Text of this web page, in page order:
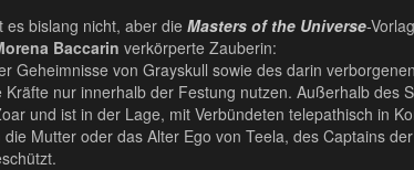
es bislang nicht, aber die Masters of the Universe-
Baccarin verkörperte Zauberin:
Geheimnisse von Grayskull sowie des darin
nur innerhalb der Festung nutzen. Außerhalb des
und ist in der Lage, mit Verbündeten telepathisch in
Mutter oder das Alter Ego von Teela, des Captains